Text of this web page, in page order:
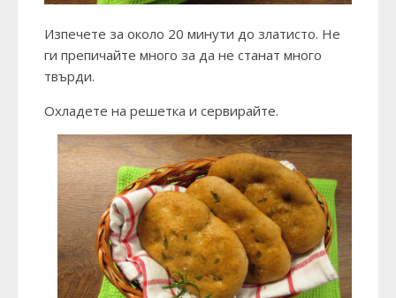
Изпечете за около 20 минути до златисто. Не
ги препичайте много за да не станат много
твърди.
Охладете на решетка и сервирайте.